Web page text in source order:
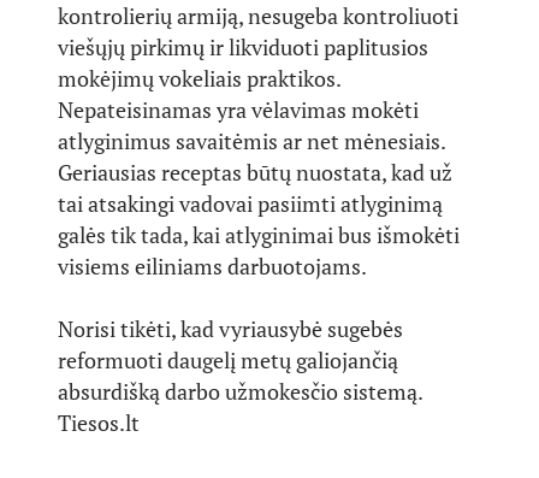
kontrolierių armiją, nesugeba kontroliuoti
viešųjų pirkimų ir likviduoti paplitusios
mokėjimų vokeliais praktikos.
Nepateisinamas yra vėlavimas mokėti
atlyginimus savaitėmis ar net mėnesiais.
Geriausias receptas būtų nuostata, kad už
tai atsakingi vadovai pasiimti atlyginimą
galės tik tada, kai atlyginimai bus išmokėti
visiems eiliniams darbuotojams.
Norisi tikėti, kad vyriausybė sugebės
reformuoti daugelį metų galiojančią
absurdišką darbo užmokesčio sistemą.
Tiesos.lt